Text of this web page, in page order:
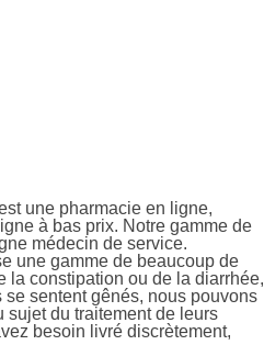
une pharmacie en ligne,
à bas prix. Notre gamme de
médecin de service.
une gamme de beaucoup de
la constipation ou de la diarrhée,
sentent gênés, nous pouvons
sujet du traitement de leurs
besoin livré discrètement,